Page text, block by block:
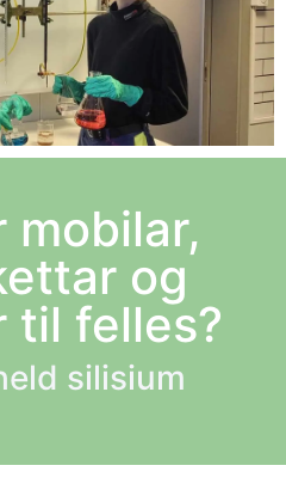
mobilar,
og
til felles?
silisium